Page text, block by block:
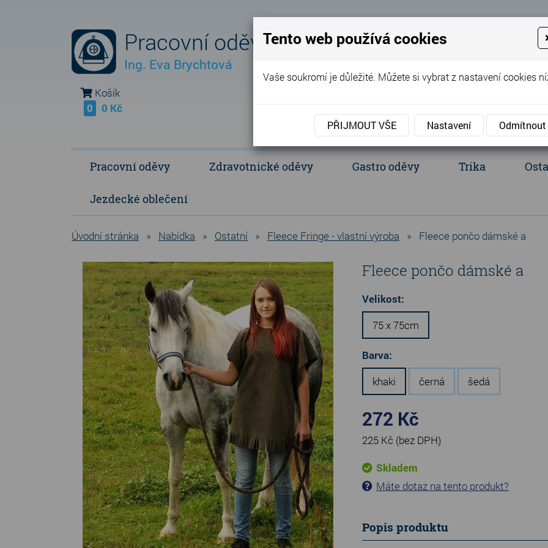
Pracovní oděvy Eva
Ing. Eva Brychtová +420 737 352 016 (Po - Pá 8:00 -
Košík
0
0 Kč
Pracovní oděvy Zdravotnické oděvy Gastro oděvy Trika
Jezdecké oblečení
Úvodní stránka » Nabídka » Ostatní » Fleece Fringe - vlastní výroba » Fleece pončo dámské a
Fleece pončo dámské a
Velikost:
75 x 75cm
Barva:
khaki
černá šedá
272 Kč
225 Kč (bez DPH)
Skladem
Máte dotaz na tento produkt?
Popis produktu
Tento web používá cookies
Vaše soukromí je důležité. Můžete si vybrat z nastavení cookies
PŘIJMOUT VŠE Nastavení Odmítnout